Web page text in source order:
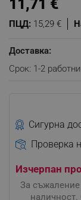
ПЦД: 15,29 €
11,71 €
Доставка:
Срок: 1-2
Сигурна
Проверка
Изчерпан
За